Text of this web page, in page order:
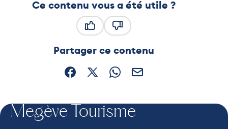
Ce contenu vous a été utile ?
Partager ce contenu
Partager sur Facebook (nouvelle fenêtre)
Partager sur X / Twitter (nouvelle
Partager sur WhatsApp
Partager par mail
Megève Tourisme